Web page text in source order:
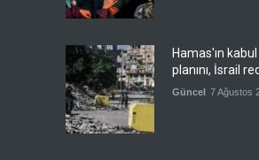
Hamas'ın
planını, İsrail
Güncel 7 Ağustos